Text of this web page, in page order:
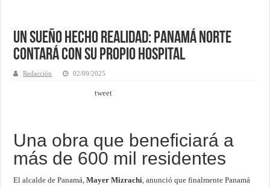
Un sueño hecho realidad: Panamá Norte
contará con su propio hospital
Redacción 02/09/2025
tweet
Una obra que beneficiará a
más de 600 mil residentes
El alcalde de Panamá,Mayer Mizrachi, anunció que finalmente Panamá